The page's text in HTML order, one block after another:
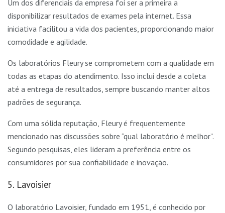
Um dos diferenciais da empresa foi ser a primeira a
disponibilizar resultados de exames pela internet. Essa
iniciativa facilitou a vida dos pacientes, proporcionando maior
comodidade e agilidade.
Os laboratórios Fleury se comprometem com a qualidade em
todas as etapas do atendimento. Isso inclui desde a coleta
até a entrega de resultados, sempre buscando manter altos
padrões de segurança.
Com uma sólida reputação, Fleury é frequentemente
mencionado nas discussões sobre “qual laboratório é melhor”.
Segundo pesquisas, eles lideram a preferência entre os
consumidores por sua confiabilidade e inovação.
5. Lavoisier
O laboratório Lavoisier, fundado em 1951, é conhecido por